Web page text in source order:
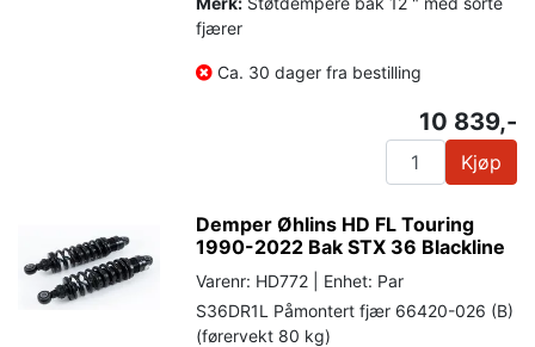
fjærer
Ca. 30 dager fra bestilling
10 839,-
Kjøp
Demper Øhlins HD FL Touring
1990-2022 Bak STX 36 Blackline
Varenr: HD772 | Enhet: Par
S36DR1L Påmontert fjær 66420-026 (B)
(førervekt 80 kg)